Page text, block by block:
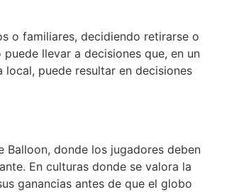
o familiares, decidiendo retirarse o
llevar a decisiones que, en un
puede resultar en decisiones
Balloon, donde los jugadores deben
En culturas donde se valora la
ganancias antes de que el globo